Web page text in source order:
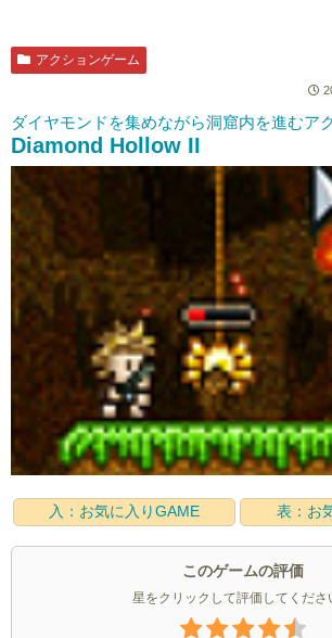
アクションゲーム
ダイヤモンドを集めながら洞窟内を進むア
Diamond Hollow II
入：お気に入りGAME 表：お
このゲームの評価
星をクリックして評価してくださ